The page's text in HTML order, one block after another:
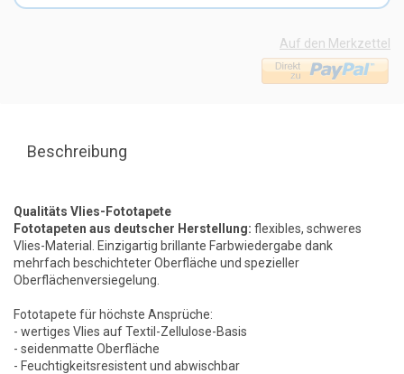
Auf den Merkzettel
Beschreibung
Qualitäts Vlies-Fototapete
Fototapeten aus deutscher Herstellung: flexibles, schweres
Vlies-Material. Einzigartig brillante Farbwiedergabe dank
mehrfach beschichteter Oberfläche und spezieller
Oberflächenversiegelung.
Fototapete für höchste Ansprüche:
- wertiges Vlies auf Textil-Zellulose-Basis
- seidenmatte Oberfläche
- Feuchtigkeitsresistent und abwischbar